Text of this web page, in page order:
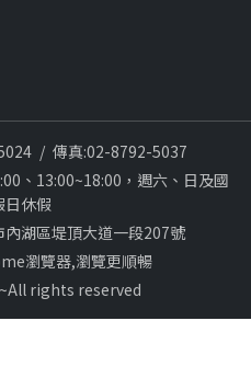
/ 傳真:02-8792-5037
、13:00~18:00，週六、日及國
日休假
湖區堤頂大道一段207號
瀏覽器,瀏覽更順暢
rights reserved